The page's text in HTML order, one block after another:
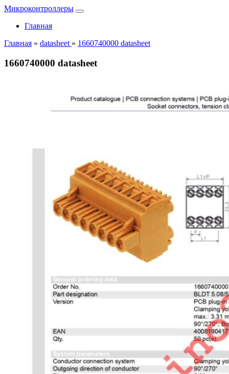
Микроконтроллеры
Главная
Главная » datasheet » 1660740000 datasheet
1660740000 datasheet